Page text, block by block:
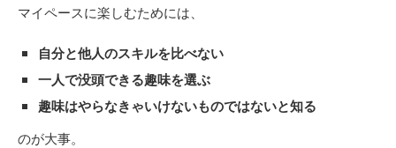
マイペースに楽しむためには、
自分と他人のスキルを比べない
一人で没頭できる趣味を選ぶ
趣味はやらなきゃいけないものではないと知る
のが大事。